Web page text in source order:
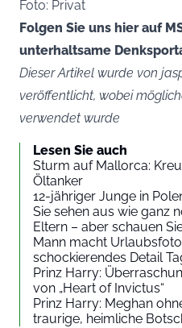
Foto: Privat
Folgen Sie uns hier auf
unterhaltsame
Dieser Artikel wurde von
veröffentlicht, wobei
verwendet wurde
Lesen Sie auch
Sturm auf Mallorca:
Öltanker
12-jähriger Junge in
Sie sehen aus wie ganz
Eltern – aber schauen
Mann macht
schockierendes Detail
Prinz Harry:
von „Heart of Invictus“
Prinz Harry: Meghan
traurige, heimliche